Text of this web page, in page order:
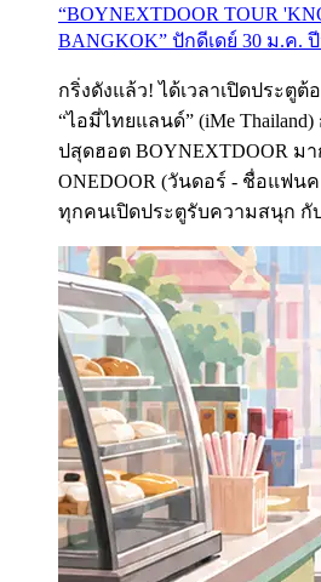
“BOYNEXTDOOR TOUR
BANGKOK” ปักดีเดย์ 30 ม.ค.
กริ่งดังแล้ว! ได้เวลาเปิดประตู
“ไอมี่ไทยแลนด์” (iMe
ปสุดฮอต BOYNEXTDOOR ม
ONEDOOR (วันดอร์ - ชื่อแฟน
ทุกคนเปิดประตูรับความสนุก กั